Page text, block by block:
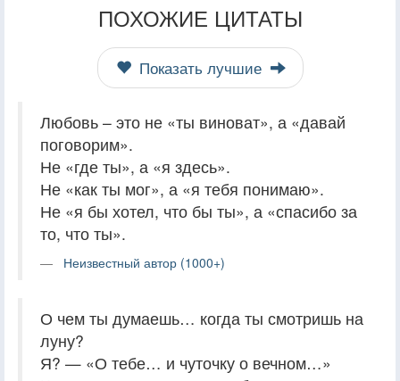
ПОХОЖИЕ ЦИТАТЫ
Показать лучшие
Любовь – это не «ты виноват», а «давай
поговорим».
Не «где ты», а «я здесь».
Не «как ты мог», а «я тебя понимаю».
Не «я бы хотел, что бы ты», а «спасибо за
то, что ты».
Неизвестный автор (1000+)
О чем ты думаешь… когда ты смотришь на
луну?
Я? — «О тебе… и чуточку о вечном…»